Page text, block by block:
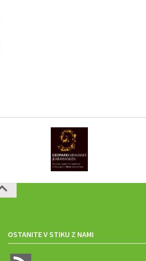
OSTANITE V STIKU Z NAMI